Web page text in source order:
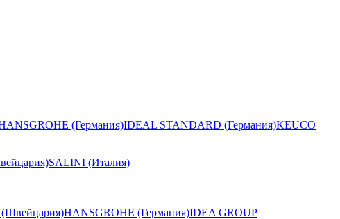
(Германия)IDEAL STANDARD (Германия)KEUCO
SALINI (Италия)
HANSGROHE (Германия)IDEA GROUP